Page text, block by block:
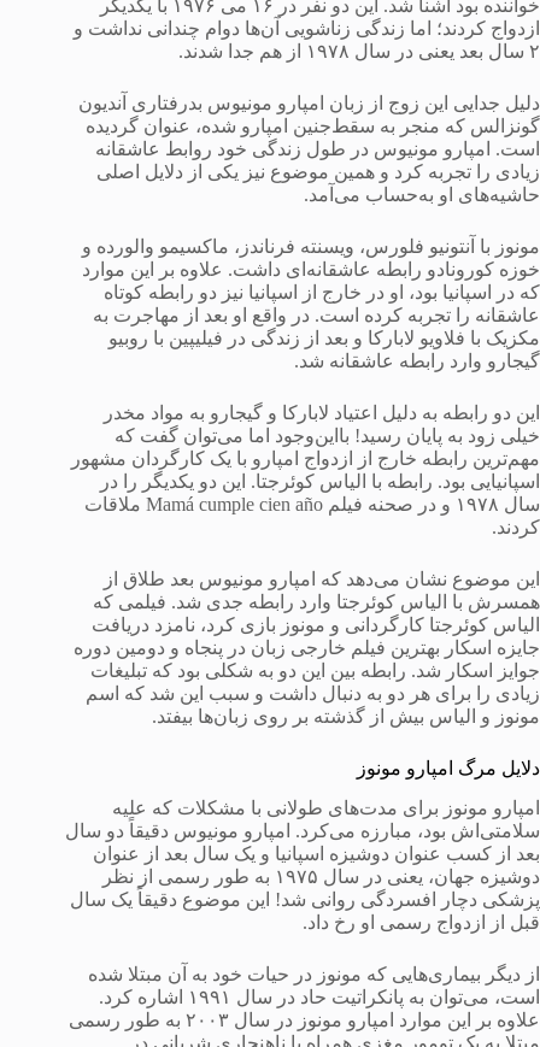
خواننده بود آشنا شد. این دو نفر در ۱۶ می ۱۹۷۶ با یکدیگر
ازدواج کردند؛ اما زندگی زناشویی آن‌ها دوام چندانی نداشت و
۲ سال بعد یعنی در سال ۱۹۷۸ از هم جدا شدند.
دلیل جدایی این زوج از زبان امپارو مونیوس بدرفتاری آندیون
گونزالس که منجر به سقط‌جنین امپارو شده، عنوان گردیده
است. امپارو مونیوس در طول زندگی خود روابط عاشقانه
زیادی را تجربه کرد و همین موضوع نیز یکی از دلایل اصلی
حاشیه‌های او به‌حساب می‌آمد.
مونوز با آنتونیو فلورس، ویسنته فرناندز، ماکسیمو والورده و
خوزه کورونادو رابطه عاشقانه‌ای داشت. علاوه بر این موارد
که در اسپانیا بود، او در خارج از اسپانیا نیز دو رابطه کوتاه
عاشقانه را تجربه کرده است. در واقع او بعد از مهاجرت به
مکزیک با فلاویو لابارکا و بعد از زندگی در فیلیپین با روبیو
گیجارو وارد رابطه عاشقانه شد.
این دو رابطه به دلیل اعتیاد لابارکا و گیجارو به مواد مخدر
خیلی زود به پایان رسید! بااین‌وجود اما می‌توان گفت که
مهم‌ترین رابطه خارج از ازدواج امپارو با یک کارگردان مشهور
اسپانیایی بود. رابطه با الیاس کوئرجتا. این دو یکدیگر را در
سال ۱۹۷۸ و در صحنه فیلم Mamá cumple cien año ملاقات
کردند.
این موضوع نشان می‌دهد که امپارو مونیوس بعد طلاق از
همسرش با الیاس کوئرجتا وارد رابطه جدی شد. فیلمی که
الیاس کوئرجتا کارگردانی و مونوز بازی کرد، نامزد دریافت
جایزه اسکار بهترین فیلم خارجی زبان در پنجاه و دومین دوره
جوایز اسکار شد. رابطه بین این دو به شکلی بود که تبلیغات
زیادی را برای هر دو به دنبال داشت و سبب این شد که اسم
مونوز و الیاس بیش از گذشته بر روی زبان‌ها بیفتد.
دلایل مرگ امپارو مونوز
امپارو مونوز برای مدت‌های طولانی با مشکلات که علیه
سلامتی‌اش بود، مبارزه می‌کرد. امپارو مونیوس دقیقاً دو سال
بعد از کسب عنوان دوشیزه اسپانیا و یک سال بعد از عنوان
دوشیزه جهان، یعنی در سال ۱۹۷۵ به طور رسمی از نظر
پزشکی دچار افسردگی روانی شد! این موضوع دقیقاً یک سال
قبل از ازدواج رسمی او رخ داد.
از دیگر بیماری‌هایی که مونوز در حیات خود به آن مبتلا شده
است، می‌توان به پانکراتیت حاد در سال ۱۹۹۱ اشاره کرد.
علاوه بر این موارد امپارو مونوز در سال ۲۰۰۳ به طور رسمی